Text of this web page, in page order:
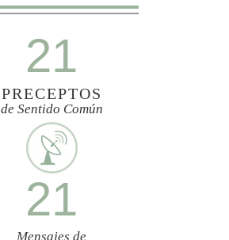
21
PRECEPTOS
de Sentido Común
21
Mensajes de